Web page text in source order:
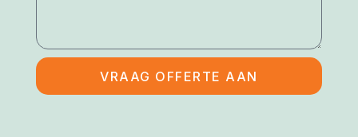
VRAAG OFFERTE AAN